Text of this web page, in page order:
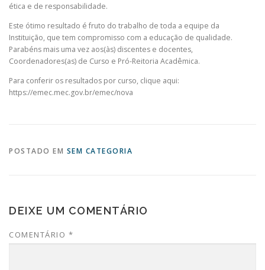
ética e de responsabilidade.
Este ótimo resultado é fruto do trabalho de toda a equipe da
Instituição, que tem compromisso com a educação de qualidade.
Parabéns mais uma vez aos(às) discentes e docentes,
Coordenadores(as) de Curso e Pró-Reitoria Acadêmica.
Para conferir os resultados por curso, clique aqui:
https://emec.mec.gov.br/emec/nova
POSTADO EM SEM CATEGORIA
DEIXE UM COMENTÁRIO
COMENTÁRIO *